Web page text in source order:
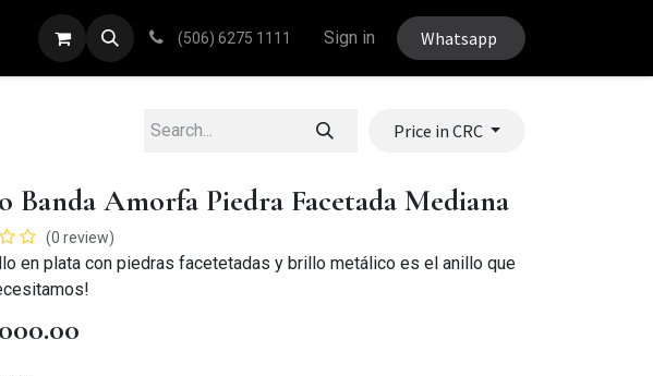
(506) 6275 1111 Sign in Whatsapp
Price in CRC
Banda Amorfa Piedra Facetada Mediana
(0 review)
en plata con piedras facetetadas y brillo metálico es el anillo que